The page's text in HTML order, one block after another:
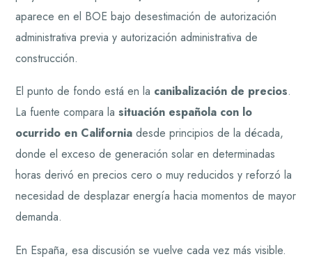
aparece en el BOE bajo desestimación de autorización
administrativa previa y autorización administrativa de
construcción.
El punto de fondo está en la canibalización de precios.
La fuente compara lasituación española con lo
ocurrido en California desde principios de la década,
donde el exceso de generación solar en determinadas
horas derivó en precios cero o muy reducidos y reforzó la
necesidad de desplazar energía hacia momentos de mayor
demanda.
En España, esa discusión se vuelve cada vez más visible.